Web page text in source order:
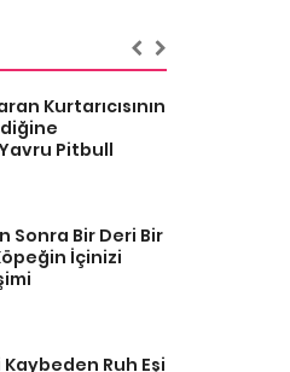
Kurtarıcısının
Pitbull
Sonra Bir Deri Bir
İçinizi
Ruh Eşi